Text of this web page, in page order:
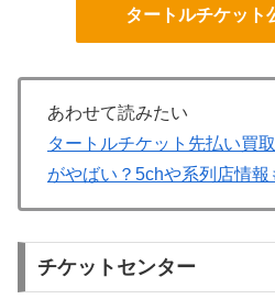
タートルチケット
あわせて読みたい
タートルチケット先払い買
がやばい？5chや系列店情報
チケットセンター